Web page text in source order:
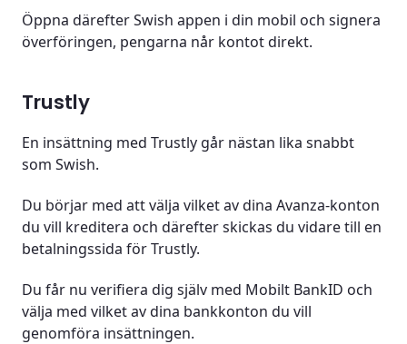
Öppna därefter Swish appen i din mobil och signera
överföringen, pengarna når kontot direkt.
Trustly
En insättning med Trustly går nästan lika snabbt
som Swish.
Du börjar med att välja vilket av dina Avanza-konton
du vill kreditera och därefter skickas du vidare till en
betalningssida för Trustly.
Du får nu verifiera dig själv med Mobilt BankID och
välja med vilket av dina bankkonton du vill
genomföra insättningen.